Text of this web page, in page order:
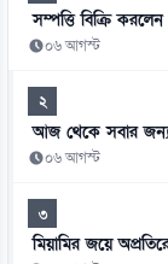
সম্পত্তি বিক্রি করলেন
০৬ আগস্ট
২
আজ থেকে সবার জন্য
০৬ আগস্ট
৩
মিয়ামির জয়ে